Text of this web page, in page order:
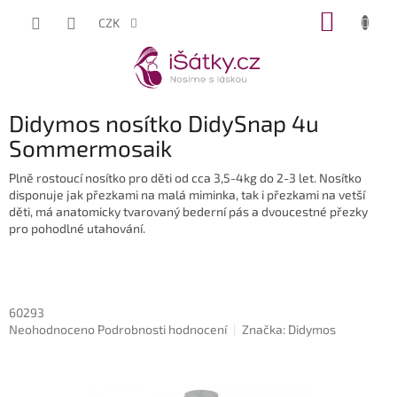
CZK
Didymos nosítko DidySnap 4u
Sommermosaik
Plně rostoucí nosítko pro děti od cca 3,5-4kg do 2-3 let. Nosítko
disponuje jak přezkami na malá miminka, tak i přezkami na vetší
děti, má anatomicky tvarovaný bederní pás a dvoucestné přezky
pro pohodlné utahování.
60293
Průměrné
Neohodnoceno Podrobnosti hodnocení Značka: Didymos